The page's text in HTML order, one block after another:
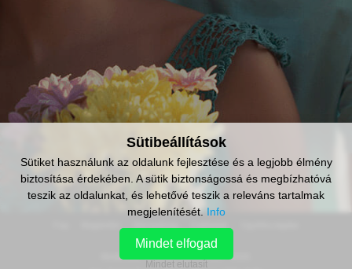
Media Buy Services Ltd. © 2020 - 2026.
Sütibeállítások
Sütiket használunk az oldalunk fejlesztése és a legjobb élmény
biztosítása érdekében. A sütik biztonságossá és megbízhatóvá
teszik az oldalunkat, és lehetővé teszik a releváns tartalmak
megjelenítését. Info
Mindet elfogad
Mindet elutasít